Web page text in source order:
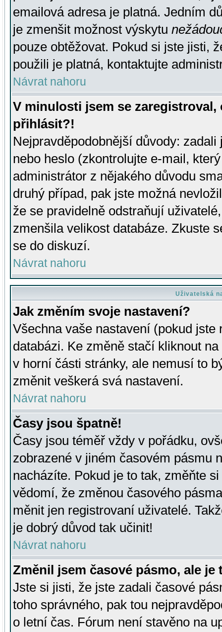
emailová adresa je platná. Jedním
je zmenšit možnost výskytu
pouze obtěžovat. Pokud si jste jisti,
použili je platná, kontaktujte
Návrat nahoru
V minulosti jsem se
přihlásit?!
Nejpravděpodobnější důvody:
nebo heslo (zkontrolujte e-mail,
administrátor z nějakého důvodu
druhý případ, pak jste možná
že se pravidelně odstraňují
zmenšila velikost databáze. Zkuste
se do diskuzí.
Návrat nahoru
Uživatelská
Jak změním svoje nastavení?
Všechna vaše nastavení (pokud
databázi. Ke změně stačí kliknout
v horní části stránky, ale nemusí to
změnit veškerá svá nastavení.
Návrat nahoru
Časy jsou špatně!
Časy jsou téměř vždy v pořádku,
zobrazené v jiném časovém pásmu
nacházíte. Pokud je to tak, změňte
vědomí, že změnou časového
měnit jen registrovaní uživatelé.
je dobrý důvod tak učinit!
Návrat nahoru
Změnil jsem časové pásmo, ale je
Jste si jisti, že jste zadali časové
toho správného, pak tou
o letní čas. Fórum není stavěno na